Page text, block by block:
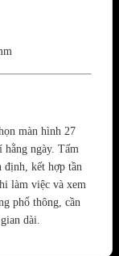
màn hình 27
hằng ngày. Tấm
định, kết hợp tần
làm việc và xem
phổ thông, cần
dài.